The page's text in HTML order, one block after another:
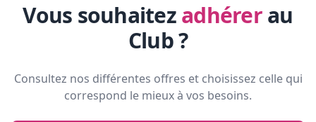
Vous souhaitezadhérerau
Club ?
Consultez nos différentes offres et choisissez celle qui
correspond le mieux à vos besoins.